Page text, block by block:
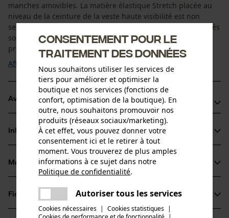
manches amovibles. La matière élastique Stretch placée au
niveau de la ceinture de la veste haute visibilité est non
seulement étanche et résistante à la saleté, elle est aussi très
solide. L’intérieur des poignets est élastique et vous
protègent de la ...
Afficher plus
Avantages du produit
La matière stretch de la veste fonctionnelle PSS assure un
confort de port optimal, beaucoup de légèreté et
d’adaptabilité, ainsi qu' une liberté de mouvements accrue.
Veste fonctionnelle PSS pour femmes et hommes avec
réflecteurs 3M pour une meilleure visibilité
Les empiècements en kevlar aux épaules et aux coudes
assurent une bonne tenue aux endroits fortement sollicités
Informations sur le produit
Détails du produit
Type de manche
manches amovibles
Matériau & entretien
Matériau
Fiches techniques
Fiche de données de sécurité du produit (PDF)
Consentement pour le
traitement des données
Nous souhaitons utiliser les services de
tiers pour améliorer et optimiser la
boutique et nos services (fonctions de
confort, optimisation de la boutique). En
outre, nous souhaitons promouvoir nos
produits (réseaux sociaux/marketing).
À cet effet, vous pouvez donner votre
consentement ici et le retirer à tout
moment. Vous trouverez de plus amples
informations à ce sujet dans notre
Politique de confidentialité.
Autoriser tous les services
Cookies nécessaires | Cookies statistiques |
Une erreur s'est produite. Veuillez
essayer encore.
partager
partager